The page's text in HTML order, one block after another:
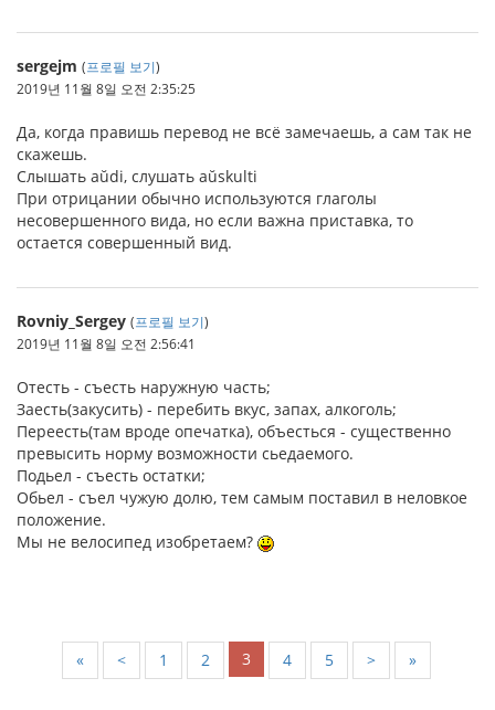
sergejm (프로필 보기)
2019년 11월 8일 오전 2:35:25
Да, когда правишь перевод не всё замечаешь, а сам так не
скажешь.
Слышать aŭdi, слушать aŭskulti
При отрицании обычно используются глаголы
несовершенного вида, но если важна приставка, то
остается совершенный вид.
Rovniy_Sergey (프로필 보기)
2019년 11월 8일 오전 2:56:41
Отесть - съесть наружную часть;
Заесть(закусить) - перебить вкус, запах, алкоголь;
Переесть(там вроде опечатка), объесться - существенно
превысить норму возможности сьедаемого.
Подьел - съесть остатки;
Обьел - съел чужую долю, тем самым поставил в неловкое
положение.
Мы не велосипед изобретаем?
« < 1 2 3 4 5 > »